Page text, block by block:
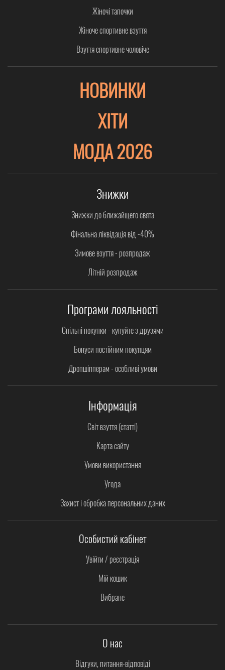
Жіночі тапочки
Жіноче спортивне взуття
Взуття спортивне чоловіче
НОВИНКИ
ХІТИ
МОДА 2026
Знижки
Знижки до ближайщего свята
Фінальна ліквідація від -40%
Зимове взуття - розпродаж
Літній розпродаж
Програми лояльності
Спільні покупки - купуйте з друзями
Бонуси постійним покупцям
Дропшіпперам - особливі умови
Інформація
Світ взуття (статті)
Карта сайту
Умови використання
Угода
Захист і обробка персональних даних
Особистий кабінет
Увійти / реєстрація
Мій кошик
Вибране
О нас
Відгуки, питання-відповіді